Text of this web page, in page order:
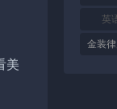
美
英
金装